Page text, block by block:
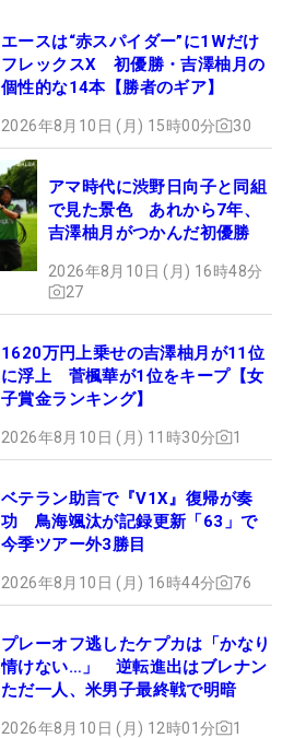
エースは“赤スパイダー”に1Wだけ
フレックスX 初優勝・吉澤柚月の
個性的な14本【勝者のギア】
2026年8月10日 (月) 15時00分 30
アマ時代に渋野日向子と同組
で見た景色 あれから7年、
吉澤柚月がつかんだ初優勝
2026年8月10日 (月) 16時48分
27
1620万円上乗せの吉澤柚月が11位
に浮上 菅楓華が1位をキープ【女
子賞金ランキング】
2026年8月10日 (月) 11時30分 1
ベテラン助言で『V1X』復帰が奏
功 鳥海颯汰が記録更新「63」で
今季ツアー外3勝目
2026年8月10日 (月) 16時44分 76
プレーオフ逃したケプカは「かなり
情けない…」 逆転進出はブレナン
ただ一人、米男子最終戦で明暗
2026年8月10日 (月) 12時01分 1